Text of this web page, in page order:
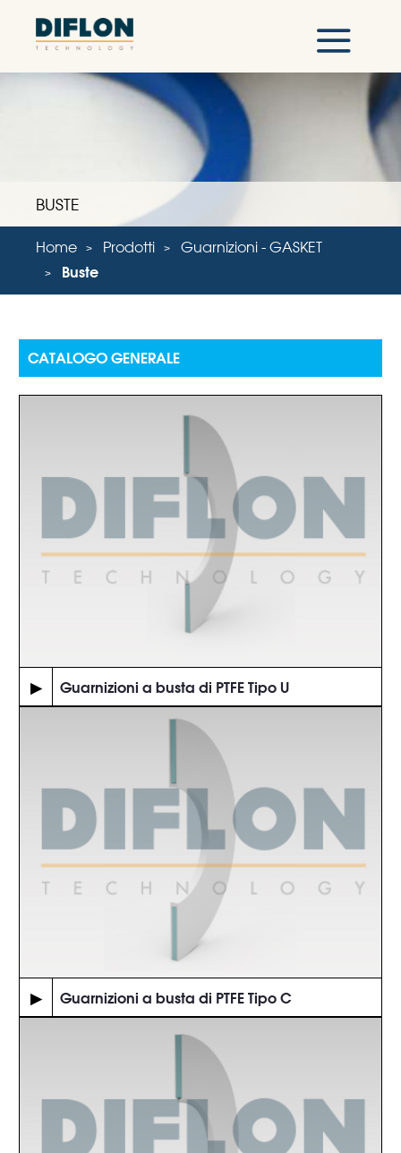
BUSTE
Home Prodotti
Guarnizioni - GASKET
Buste
▶ Guarnizioni a busta di PTFE Tipo U
▶ Guarnizioni a busta di PTFE Tipo C